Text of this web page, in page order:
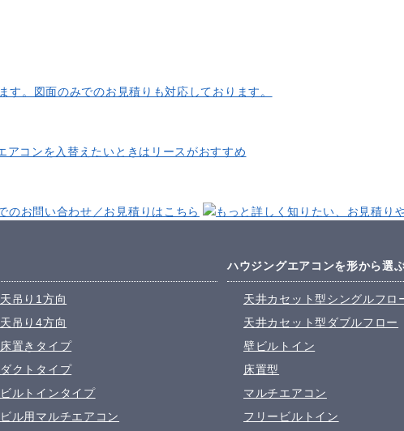
。図面のみでのお見積りも対応しております。
コンを入替えたいときはリースがおすすめ
天吊り1方向
天吊り4方向
床置きタイプ
ダクトタイプ
ビルトインタイプ
ビル用マルチエアコン
ハウジングエアコンを形から選
天井カセット型シングルフロ
天井カセット型ダブルフロー
壁ビルトイン
床置型
マルチエアコン
フリービルトイン